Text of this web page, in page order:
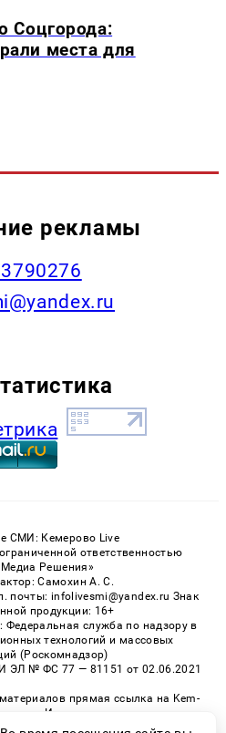
Соцгорода:
места для
рекламы
СМИ: Кемерово Live
ответственностью
Решения»
Самохин А. С.
почты: infolivesmi@yandex.ru Знак
продукции: 16+
Федеральная служба по надзору в
технологий и массовых
(Роскомнадзор)
ЭЛ № ФС 77 — 81151 от 02.06.2021
прямая ссылка на Kem-
в Интернете возможно только
разрешения.